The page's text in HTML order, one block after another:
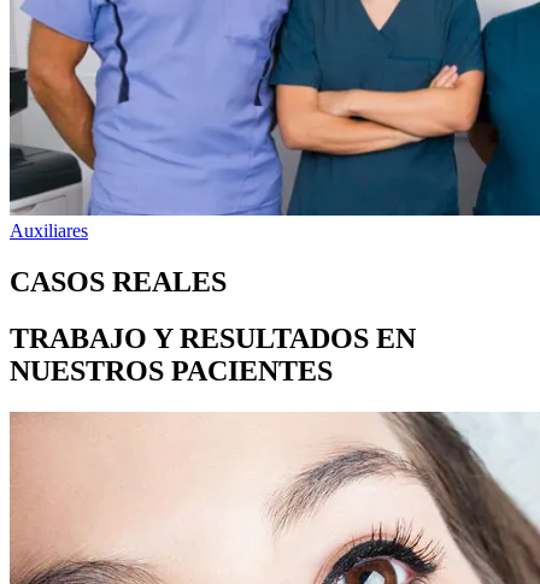
Auxiliares
CASOS REALES
TRABAJO Y RESULTADOS EN
NUESTROS PACIENTES